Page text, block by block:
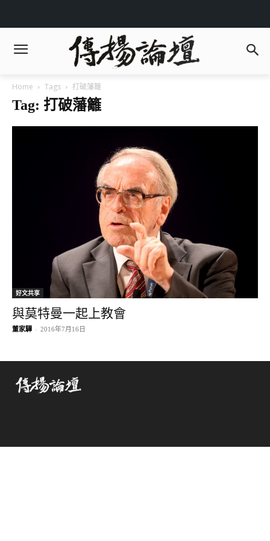
Home Tags 打破藩籬
Tag: 打破藩籬
好文共享
與莫特曼一起上教會
董家驊 - 2016年7月16日